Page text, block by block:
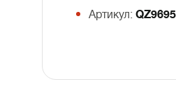
Артикул: